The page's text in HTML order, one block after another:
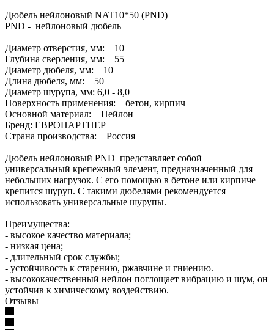
Дюбель нейлоновый NAT10*50 (PND)
PND - нейлоновый дюбель
Диаметр отверстия, мм: 10
Глубина сверления, мм: 55
Диаметр дюбеля, мм: 10
Длина дюбеля, мм: 50
Диаметр шурупа, мм: 6,0 - 8,0
Поверхность применения: бетон, кирпич
Основной материал: Нейлон
Бренд: ЕВРОПАРТНЕР
Страна производства: Россия
Дюбель нейлоновый PND представляет собой
универсальный крепежный элемент, предназначенный для
небольших нагрузок. С его помощью в бетоне или кирпиче
крепится шуруп. С такими дюбелями рекомендуется
использовать универсальные шурупы.
Преимущества:
- высокое качество материала;
- низкая цена;
- длительный срок службы;
- устойчивость к старению, ржавчине и гниению.
- высококачественный нейлон поглощает вибрацию и шум, он
устойчив к химическому воздействию.
Отзывы